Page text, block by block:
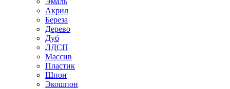
Акрил
Береза
Дерево
Дуб
ЛДСП
Массив
Пластик
Шпон
Экошпон